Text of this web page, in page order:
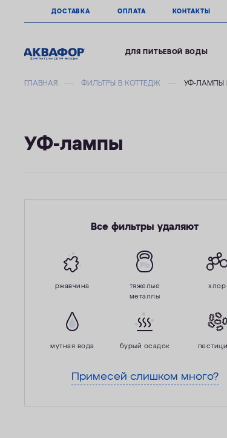
ДОСТАВКА ОПЛАТА КОНТАКТЫ
ДЛЯ ПИТЬЕВОЙ ВОДЫ
ГЛАВНАЯ ФИЛЬТРЫ В КОТТЕДЖ УФ-ЛАМПЫ
УФ-лампы
Все фильтры удаляют
ржавчина
тяжелые
металлы
хлор
мутная вода бурый осадок
Примесей слишком много?